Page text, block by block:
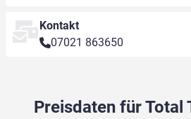
Kontakt
07021 863650
Preisdaten für Total